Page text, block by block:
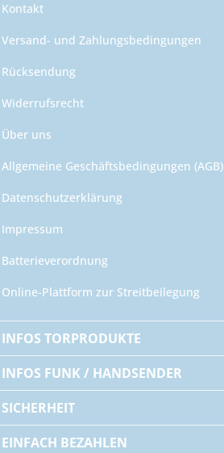
Kontakt
Versand- und Zahlungsbedingungen
Rücksendung
Widerrufsrecht
Über uns
Allgemeine Geschäftsbedingungen (AGB)
Datenschutzerklärung
Impressum
Batterieverordnung
Online-Plattform zur Streitbeilegung
INFOS TORPRODUKTE
INFOS FUNK / HANDSENDER
SICHERHEIT
EINFACH BEZAHLEN